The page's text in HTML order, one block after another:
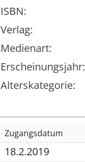
ISBN:
Verlag:
Medienart:
Erscheinungsjahr:
Alterskategorie:
Zugangsdatum
18.2.2019